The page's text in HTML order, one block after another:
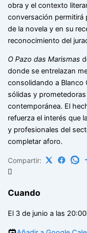
obra y el contexto
conversación permitirá
de la novela y en su
reconocimiento del
O Pazo das Marismas
donde se entrelazan
consolidando a Blanco
sólidas y
contemporánea. El
refuerza el interés que
y profesionales del
completar aforo.
Compartir:
Cuando
El 3 de junio a las